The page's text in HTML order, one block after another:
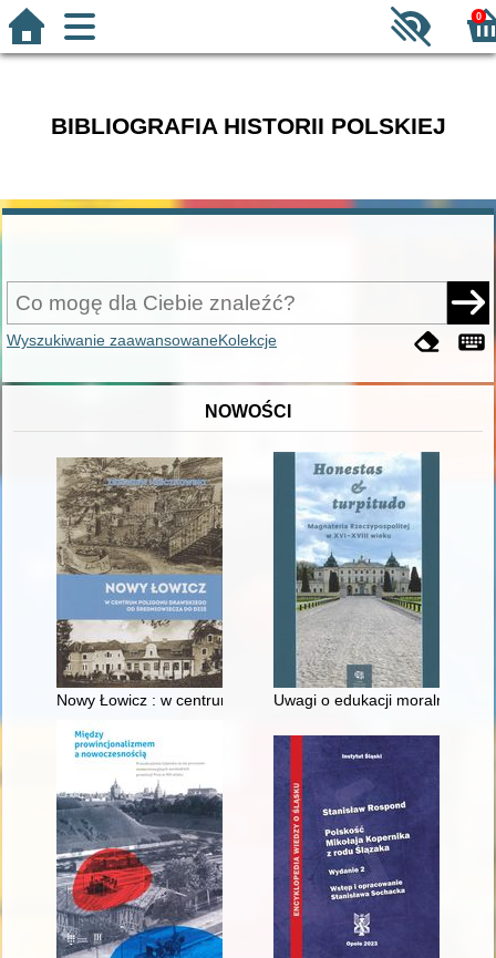
0
BIBLIOGRAFIA HISTORII POLSKIEJ
Wyszukiwanie zaawansowaneKolekcje
NOWOŚCI
Nowy Łowicz : w centrum poligonu drawskiego od
Uwagi o edukacji moralnej